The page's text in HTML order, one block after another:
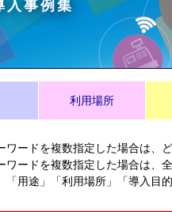
入事例集
利用場所
ワードを複数指定した場合は、
ワードを複数指定した場合は、
「用途」「利用場所」「導入目